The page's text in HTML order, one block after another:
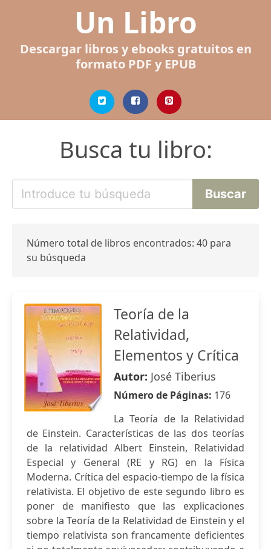
Un Libro
Descargar libros y ebooks gratuitos en
formato PDF y EPUB
Busca tu libro:
Número total de libros encontrados: 40 para
su búsqueda
Teoría de la
Relatividad,
Elementos y Crítica
Autor: José Tiberius
Número de Páginas: 176
La Teoría de la Relatividad
de Einstein. Características de las dos teorías
de la relatividad Albert Einstein, Relatividad
Especial y General (RE y RG) en la Física
Moderna. Crítica del espacio-tiempo de la física
relativista. El objetivo de este segundo libro es
poner de manifiesto que las explicaciones
sobre la Teoría de la Relatividad de Einstein y el
tiempo relativista son francamente deficientes